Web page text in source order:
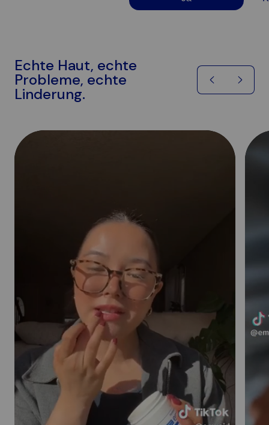
Echte Haut, echte
Probleme, echte
Linderung.